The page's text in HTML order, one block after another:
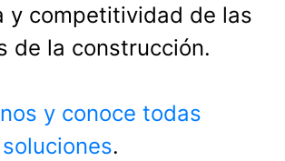
y competitividad de las
de la construcción.
y conoce todas
.